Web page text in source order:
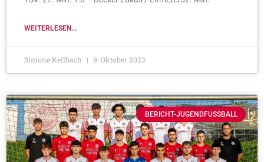
WEITERLESEN...
Simone Keilbach 9. Oktober 2023
BERICHT-JUGENDFUSSBALL